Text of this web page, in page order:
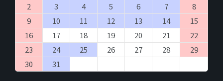
2
3 4 5 6 7
8
9
10 11 12 13 14
15
16
17 18 19 20 21
22
23
24 25 26 27 28
29
30
31